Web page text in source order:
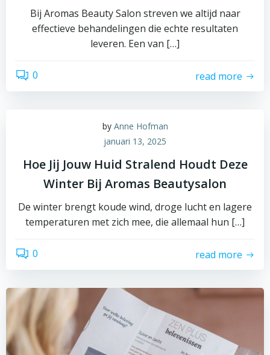
Bij Aromas Beauty Salon streven we altijd naar
effectieve behandelingen die echte resultaten
leveren. Een van […]
0 read more
by Anne Hofman
januari 13, 2025
Hoe Jij Jouw Huid Stralend Houdt Deze
Winter Bij Aromas Beautysalon
De winter brengt koude wind, droge lucht en lagere
temperaturen met zich mee, die allemaal hun […]
0 read more